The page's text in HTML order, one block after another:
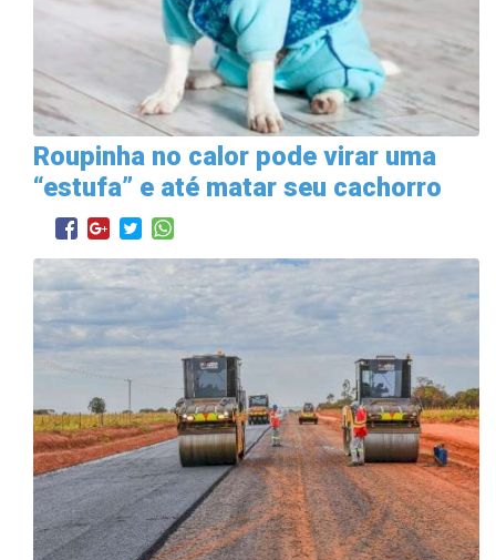
Roupinha no calor pode virar uma
“estufa” e até matar seu cachorro